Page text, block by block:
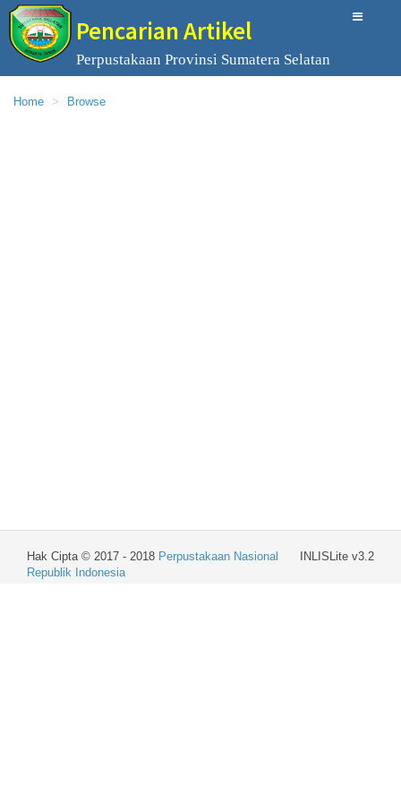
Pencarian Artikel
Perpustakaan Provinsi Sumatera Selatan
Home Browse
INLISLite v3.2
Hak Cipta © 2017 - 2018 Perpustakaan Nasional
Republik Indonesia